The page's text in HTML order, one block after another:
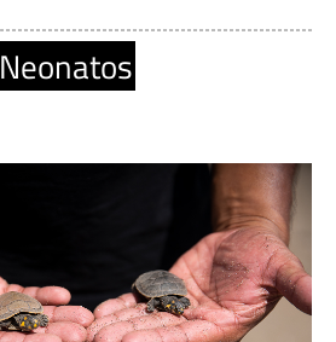
Neonatos